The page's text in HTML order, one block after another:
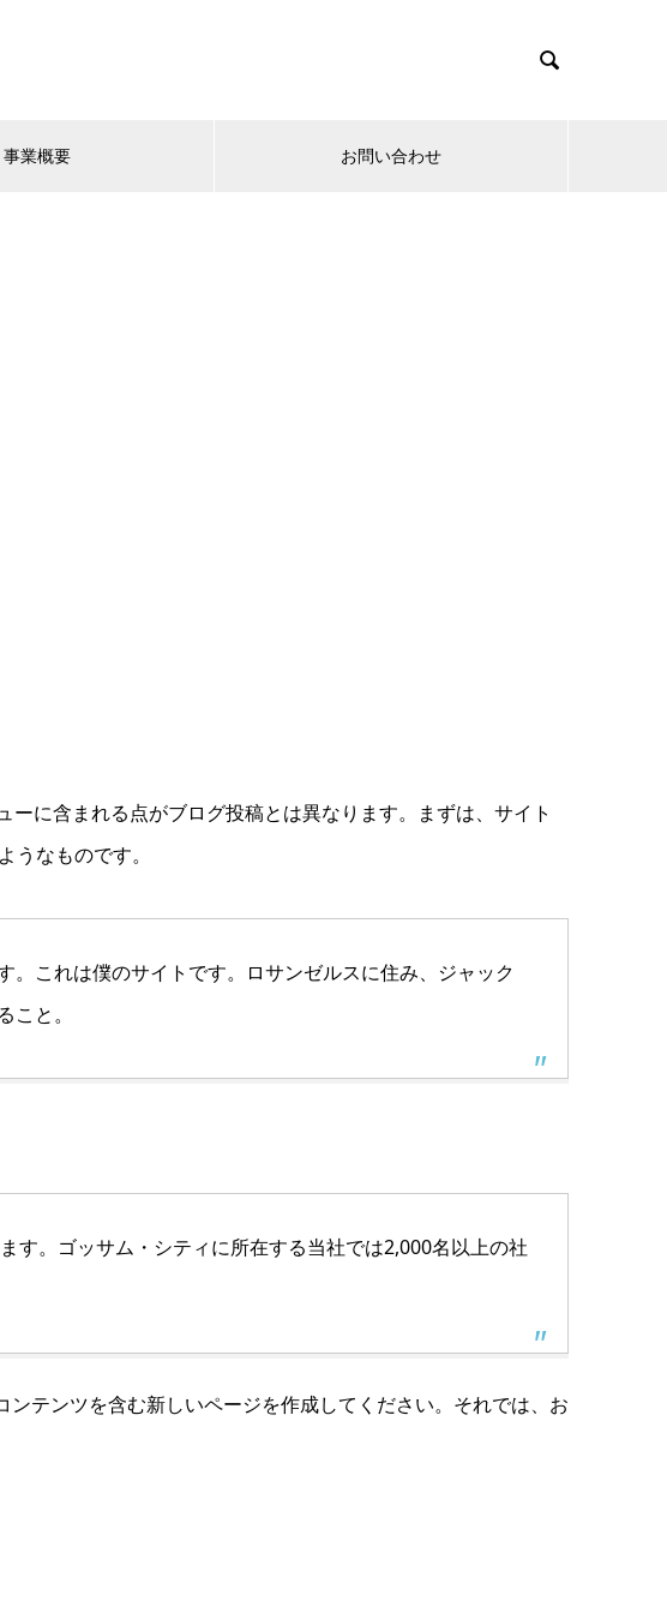

事業概要 お問い合わせ
に含まれる点がブログ投稿とは異なります。まずは、サイト
なものです。
これは僕のサイトです。ロサンゼルスに住み、ジャック
と。
す。ゴッサム・シティに所在する当社では2,000名以上の社
テンツを含む新しいページを作成してください。それでは、お